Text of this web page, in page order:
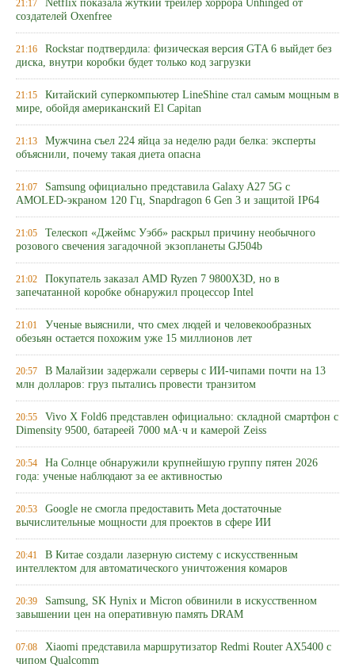
21:17 Netflix показала жуткий трейлер хоррора Unhinged от
создателей Oxenfree
21:16 Rockstar подтвердила: физическая версия GTA 6 выйдет без
диска, внутри коробки будет только код загрузки
21:15 Китайский суперкомпьютер LineShine стал самым мощным в
мире, обойдя американский El Capitan
21:13 Мужчина съел 224 яйца за неделю ради белка: эксперты
объяснили, почему такая диета опасна
21:07 Samsung официально представила Galaxy A27 5G с
AMOLED-экраном 120 Гц, Snapdragon 6 Gen 3 и защитой IP64
21:05 Телескоп «Джеймс Уэбб» раскрыл причину необычного
розового свечения загадочной экзопланеты GJ504b
21:02 Покупатель заказал AMD Ryzen 7 9800X3D, но в
запечатанной коробке обнаружил процессор Intel
21:01 Ученые выяснили, что смех людей и человекообразных
обезьян остается похожим уже 15 миллионов лет
20:57 В Малайзии задержали серверы с ИИ-чипами почти на 13
млн долларов: груз пытались провести транзитом
20:55 Vivo X Fold6 представлен официально: складной смартфон с
Dimensity 9500, батареей 7000 мА·ч и камерой Zeiss
20:54 На Солнце обнаружили крупнейшую группу пятен 2026
года: ученые наблюдают за ее активностью
20:53 Google не смогла предоставить Meta достаточные
вычислительные мощности для проектов в сфере ИИ
20:41 В Китае создали лазерную систему с искусственным
интеллектом для автоматического уничтожения комаров
20:39 Samsung, SK Hynix и Micron обвинили в искусственном
завышении цен на оперативную память DRAM
07:08 Xiaomi представила маршрутизатор Redmi Router AX5400 с
чипом Qualcomm